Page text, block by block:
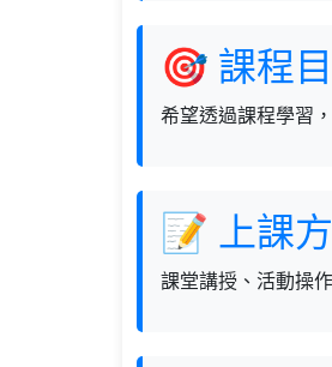
🎯 課程
希望透過課程學習
📝 上課
課堂講授、活動操